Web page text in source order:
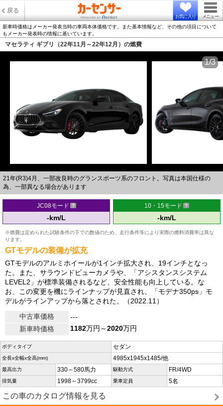
戻る
お気に入り メニュー
新車時価格はメーカー発表当時の車両本体価格です。また基本情報など、その他の項目について
もメーカー発表時の情報に基いています。
マセラティ ギブリ（22年11月～22年12月）の燃費
21年(R3)4月、一部改良時のグランスポーツ系のフロント。写真は本国仕様の
為、一部異なる場合があります
1/3
JC08モード
-km/L
10・15モード
-km/L
※燃費は定められた試験条件の下での数値のため、走行条件等により実際の燃料消費率は異な
ります。
GTモデルの装備が拡充
GTモデルのアルミホイールが1インチ拡大され、19インチとなっ
た。また、サラウンドビューカメラや、「アシスタンスシステム
LEVEL2」が標準装備されるなど、安全性能も向上している。な
お、この変更を機にラインナップが見直され、「モデナ350ps」モ
デルがラインアップから落とされた。（2022.11）
中古車価格
---
新車時価格
1182万円～2020万円
ボディタイプ セダン
全長x全幅x全高(mm) 4985x1945x1485/他
最高出力 330～580馬力 駆動方式 FR/4WD
排気量 1998～3799cc 乗車定員 5名
この車のカタログ情報を見る